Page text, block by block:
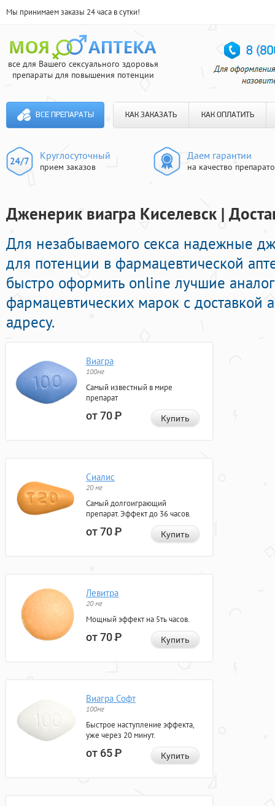
Мы принимаем заказы 24 часа в сутки!
все для Вашего сексуального здоровья
препараты для повышения потенции
ВСЕ ПРЕПАРАТЫ КАК ЗАКАЗАТЬ КАК ОПЛАТИТЬ
Круглосуточный
прием заказов
Даем гарантии
на качество
Дженерик виагра Киселевск |
Для незабываемого секса надежные
для потенции в фармацевтической
быстро оформить online лучшие
фармацевтических марок с доставкой
адресу.
Виагра
100мг
Самый известный в мире
препарат
от 70Р Купить
Сиалис
20 мг
Самый долгоиграющий
препарат. Эффект до 36 часов.
от 70Р Купить
Левитра
20 мг
Мощный эффект на 5ть часов.
от 70Р Купить
Виагра Софт
100мг
Быстрое наступление эффекта,
уже через 20 минут.
от 65Р Купить